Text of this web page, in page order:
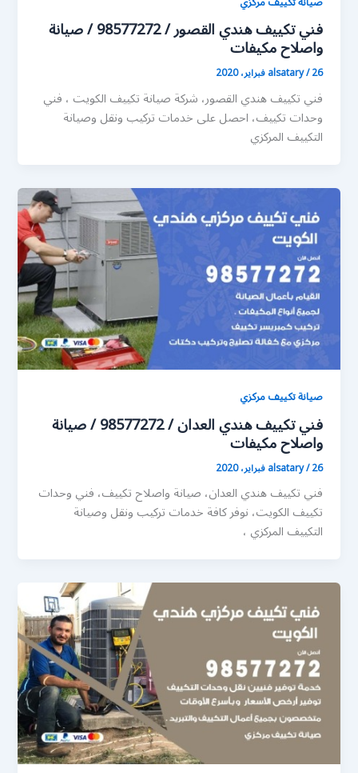
فني تكييف هندي القصور / 98577272 / صيانة
واصلاح مكيفات
alsatary/26 فبراير، 2020
فني تكييف هندي القصور، شركة صيانة تكييف الكويت ، فني
وحدات تكييف، احصل على خدمات تركيب ونقل وصيانة
التكييف المركزي
صيانة تكييف مركزي
فني تكييف هندي العدان / 98577272 / صيانة
واصلاح مكيفات
alsatary/26 فبراير، 2020
فني تكييف هندي العدان، صيانة واصلاح تكييف، فني وحدات
تكييف الكويت، نوفر كافة خدمات تركيب ونقل وصيانة
التكييف المركزي ،